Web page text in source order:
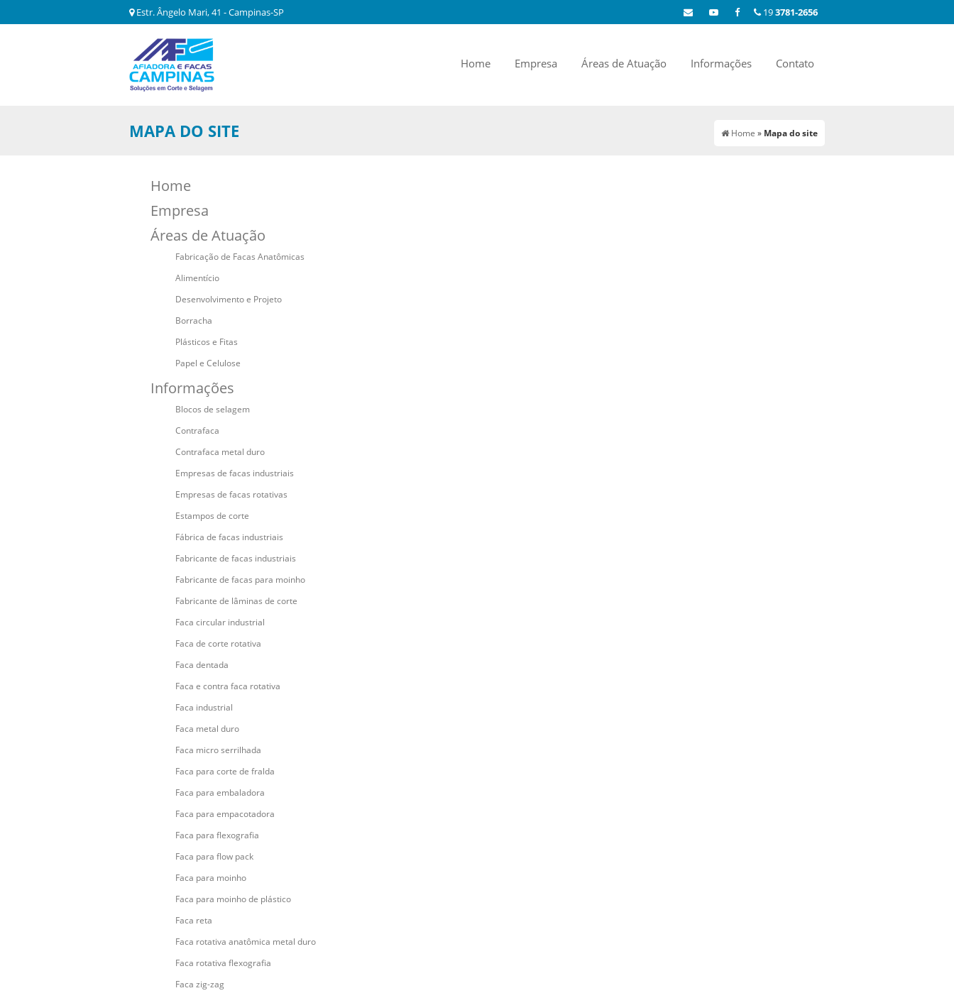
Estr. Ângelo Mari, 41 - Campinas-SP 193781-2656
Home Empresa Áreas de Atuação Informações Contato
Home » Mapa do site
MAPA DO SITE
Home
Empresa
Áreas de Atuação
Fabricação de Facas Anatômicas
Alimentício
Desenvolvimento e Projeto
Borracha
Plásticos e Fitas
Papel e Celulose
Informações
Blocos de selagem
Contrafaca
Contrafaca metal duro
Empresas de facas industriais
Empresas de facas rotativas
Estampos de corte
Fábrica de facas industriais
Fabricante de facas industriais
Fabricante de facas para moinho
Fabricante de lâminas de corte
Faca circular industrial
Faca de corte rotativa
Faca dentada
Faca e contra faca rotativa
Faca industrial
Faca metal duro
Faca micro serrilhada
Faca para corte de fralda
Faca para embaladora
Faca para empacotadora
Faca para flexografia
Faca para flow pack
Faca para moinho
Faca para moinho de plástico
Faca reta
Faca rotativa anatômica metal duro
Faca rotativa flexografia
Faca zig-zag